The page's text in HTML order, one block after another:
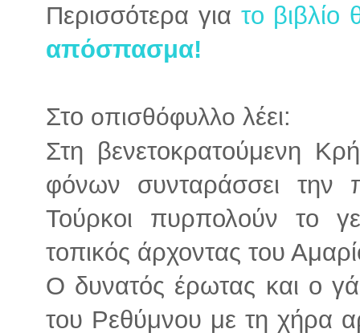
Περισσότερα για το βιβλίο
απόσπασμα!
Στο οπισθόφυλλο λέει:
Στη βενετοκρατούμενη
φόνων συνταράσσει την
Τούρκοι πυρπολούν το
τοπικός άρχοντας του
Ο δυνατός έρωτας και ο
του Ρεθύμνου με τη χήρα